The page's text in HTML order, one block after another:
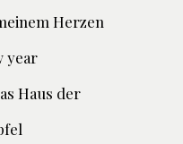
Herzen
year
Haus der